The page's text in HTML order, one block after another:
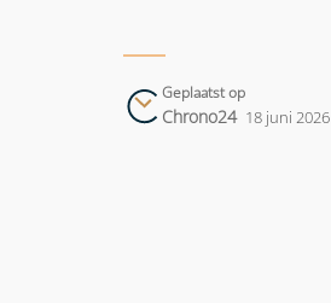
Geplaatst op
Chrono24 18 juni 2026